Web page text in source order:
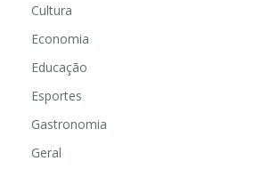
Cultura
Economia
Educação
Esportes
Gastronomia
Geral